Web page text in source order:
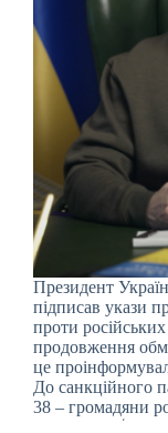
Президент
підписав укази
проти
продовження
це
До санкційного
38 – громадяни